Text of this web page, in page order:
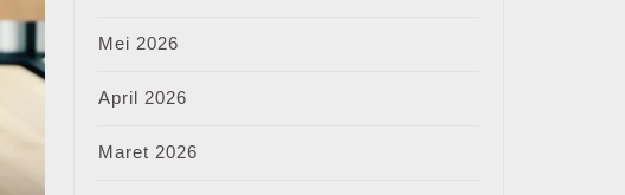
Mei 2026
April 2026
Maret 2026